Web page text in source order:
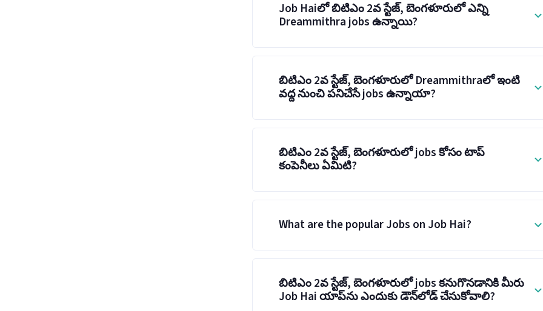
Job Haiలో బిటిఎం 2వ స్టేజ్, బెంగళూరులో ఎన్ని
Dreammithra jobs ఉన్నాయి?
బిటిఎం 2వ స్టేజ్, బెంగళూరులో Dreammithraలో ఇంటి
వద్ద నుంచి పనిచేసే jobs ఉన్నాయా?
బిటిఎం 2వ స్టేజ్, బెంగళూరులో jobs కోసం టాప్
కంపెనీలు ఏమిటి?
What are the popular Jobs on Job Hai?
బిటిఎం 2వ స్టేజ్, బెంగళూరులో jobs కనుగొనడానికి మీరు
Job Hai యాప్‌ను ఎందుకు డౌన్‌లోడ్ చేసుకోవాలి?